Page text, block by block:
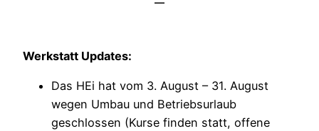
Werkstatt Updates:
Das HEi hat vom 3. August – 31. August
wegen Umbau und Betriebsurlaub
geschlossen (Kurse finden statt, offene